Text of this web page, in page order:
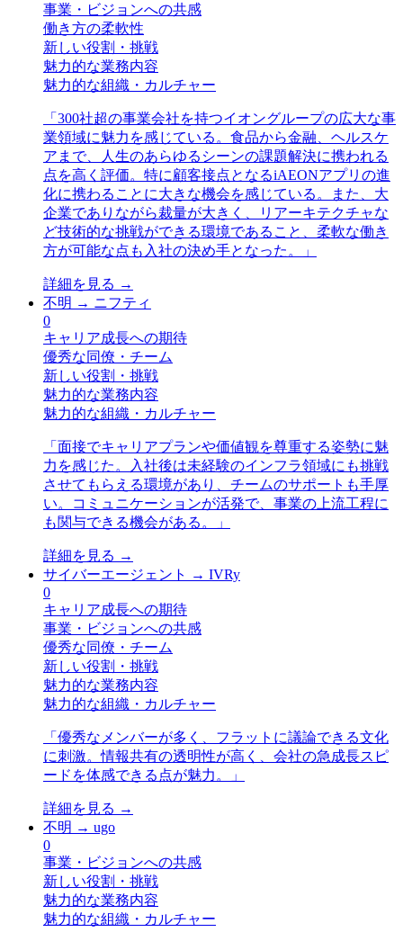
事業・ビジョンへの共感
働き方の柔軟性
新しい役割・挑戦
魅力的な業務内容
魅力的な組織・カルチャー
「 300社超の事業会社を持つイオングループの広大な事
業領域に魅力を感じている。食品から金融、ヘルスケ
アまで、人生のあらゆるシーンの課題解決に携われる
点を高く評価。特に顧客接点となるiAEONアプリの進
化に携わることに大きな機会を感じている。また、大
企業でありながら裁量が大きく、リアーキテクチャな
ど技術的な挑戦ができる環境であること、柔軟な働き
方が可能な点も入社の決め手となった。
」
詳細を見る →
不明 → ニフティ
0
キャリア成長への期待
優秀な同僚・チーム
新しい役割・挑戦
魅力的な業務内容
魅力的な組織・カルチャー
「 面接でキャリアプランや価値観を尊重する姿勢に魅
力を感じた。入社後は未経験のインフラ領域にも挑戦
させてもらえる環境があり、チームのサポートも手厚
い。コミュニケーションが活発で、事業の上流工程に
も関与できる機会がある。
」
詳細を見る →
サイバーエージェント
→ IVRy
0
キャリア成長への期待
事業・ビジョンへの共感
優秀な同僚・チーム
新しい役割・挑戦
魅力的な業務内容
魅力的な組織・カルチャー
「 優秀なメンバーが多く、フラットに議論できる文化
に刺激。情報共有の透明性が高く、会社の急成長スピ
ードを体感できる点が魅力。
」
詳細を見る →
不明 → ugo
0
事業・ビジョンへの共感
新しい役割・挑戦
魅力的な業務内容
魅力的な組織・カルチャー